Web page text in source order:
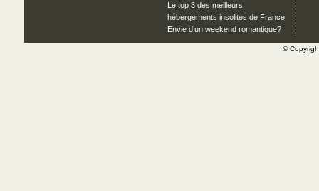
Le top 3 des meilleurs
hébergements insolites de France
Envie d’un weekend romantique?
©